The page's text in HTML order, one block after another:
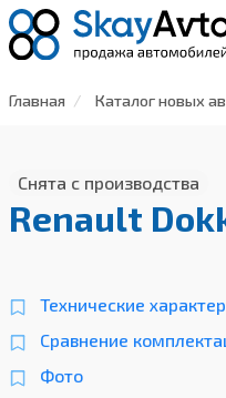
Главная Каталог новых
Снята с производства
Renault
Технические
Сравнение
Фото